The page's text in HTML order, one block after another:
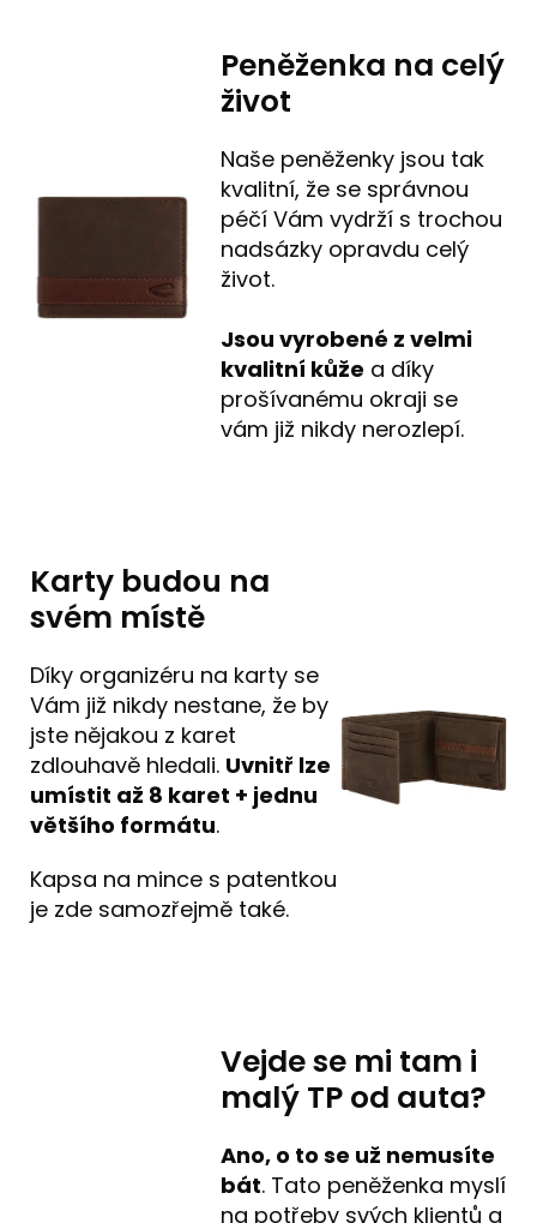
Peněženka na celý
život
Naše peněženky jsou tak
kvalitní, že se správnou
péčí Vám vydrží s trochou
nadsázky opravdu celý
život.
Jsou vyrobené z velmi
kvalitní kůže a díky
prošívanému okraji se
vám již nikdy nerozlepí.
Karty budou na
svém místě
Díky organizéru na karty se
Vám již nikdy nestane, že by
jste nějakou z karet
zdlouhavě hledali. Uvnitř lze
umístit až 8 karet + jednu
většího formátu.
Kapsa na mince s patentkou
je zde samozřejmě také.
Vejde se mi tam i
malý TP od auta?
Ano, o to se už nemusíte
bát. Tato peněženka myslí
na potřeby svých klientů a